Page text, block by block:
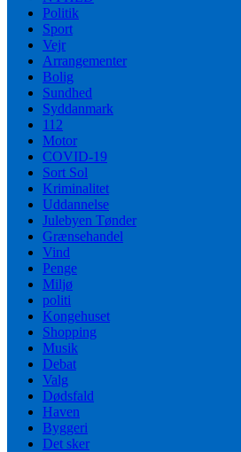
Politik
Sport
Vejr
Arrangementer
Bolig
Sundhed
Syddanmark
112
Motor
COVID-19
Sort Sol
Kriminalitet
Uddannelse
Julebyen Tønder
Grænsehandel
Vind
Penge
Miljø
politi
Kongehuset
Shopping
Musik
Debat
Valg
Dødsfald
Haven
Byggeri
Det sker